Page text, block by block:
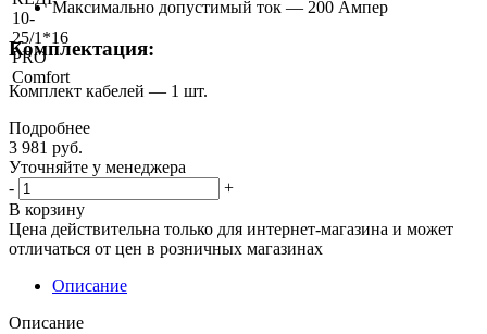
Максимально допустимый ток — 200 Ампер
Комплектация:
Комплект кабелей — 1 шт.
Подробнее
3 981 руб.
Уточняйте у менеджера
-
+
В корзину
Цена действительна только для интернет-магазина и может
отличаться от цен в розничных магазинах
Описание
Описание